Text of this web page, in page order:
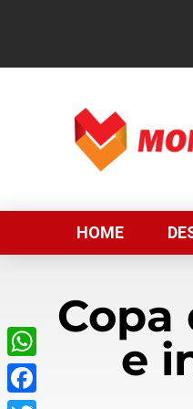
HOME
e
WhatsApp